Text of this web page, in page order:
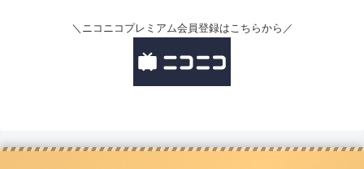
＼ニコニコプレミアム会員登録はこちらから／